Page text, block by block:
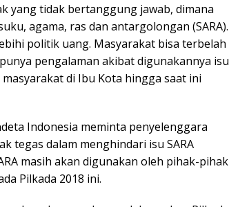
yang tidak bertanggung jawab, dimana
agama, ras dan antargolongan (SARA).
politik uang. Masyarakat bisa terbelah
pengalaman akibat digunakannya isu
masyarakat di Ibu Kota hingga saat ini
Indonesia meminta penyelenggara
tegas dalam menghindari isu SARA
masih akan digunakan oleh pihak-pihak
Pilkada 2018 ini.